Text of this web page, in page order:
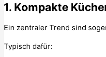
1. Kompakte
Ein zentraler Trend sind
Typisch dafür: